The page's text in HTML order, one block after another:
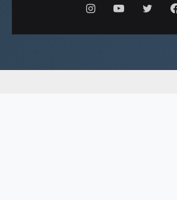
فيسبوكتويتر يوتيوبانستقرام